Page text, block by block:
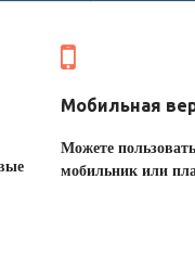
Мобильная
Можете
мобильник или